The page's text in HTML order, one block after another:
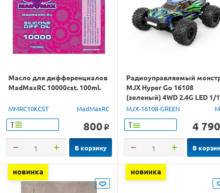
Масло для дифференциалов
MadMaxRC 10000cst. 100ml.
MMRC10KCST MadMaxRC
Т 800 o
В корзину
Радиоуправляемый
MJX Hyper Go 16108
(зеленый) 4WD 2.4G LED 1/
RTR
MJX-16108-GREEN
Т 4 790
В
новинка новинка